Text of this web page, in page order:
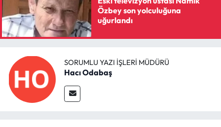
Özbey son yolculuğuna
uğurlandı
SORUMLU YAZI İŞLERI MÜDÜRÜ
Hacı Odabaş
Yerel Haberler